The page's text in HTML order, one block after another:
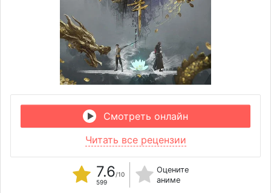
Смотреть онлайн
Читать все рецензии
7.6/10
599
Оцените
аниме